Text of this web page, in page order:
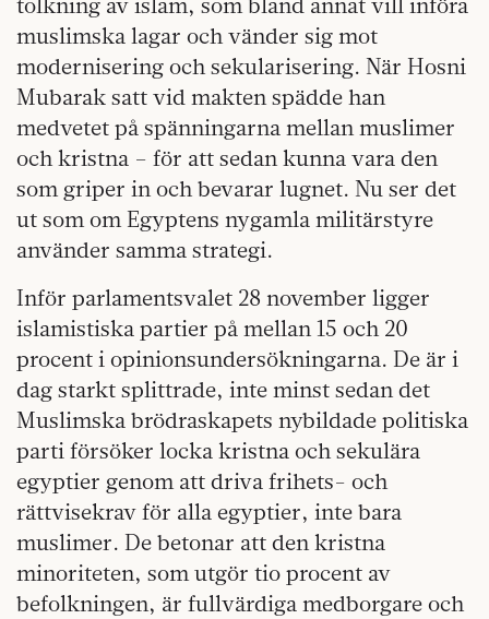
muslimska lagar och vänder sig mot
modernisering och sekularisering. När Hosni
Mubarak satt vid makten spädde han
medvetet på spänningarna mellan muslimer
och kristna – för att sedan kunna vara den
som griper in och bevarar lugnet. Nu ser det
ut som om Egyptens nygamla militärstyre
använder samma strategi.
Inför parlamentsvalet 28 november ligger
islamistiska partier på mellan 15 och 20
procent i opinionsundersökningarna. De är i
dag starkt splittrade, inte minst sedan det
Muslimska brödraskapets nybildade politiska
parti försöker locka kristna och sekulära
egyptier genom att driva frihets- och
rättvisekrav för alla egyptier, inte bara
muslimer. De betonar att den kristna
minoriteten, som utgör tio procent av
befolkningen, är fullvärdiga medborgare och